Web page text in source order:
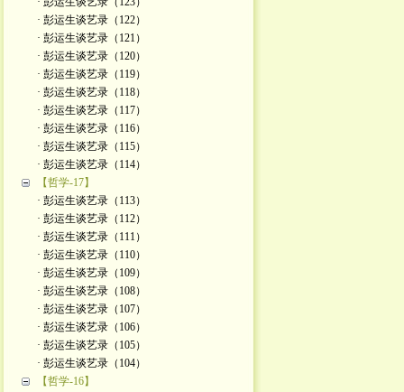
· 彭运生谈艺录（122）
· 彭运生谈艺录（121）
· 彭运生谈艺录（120）
· 彭运生谈艺录（119）
· 彭运生谈艺录（118）
· 彭运生谈艺录（117）
· 彭运生谈艺录（116）
· 彭运生谈艺录（115）
· 彭运生谈艺录（114）
【哲学-17】
· 彭运生谈艺录（113）
· 彭运生谈艺录（112）
· 彭运生谈艺录（111）
· 彭运生谈艺录（110）
· 彭运生谈艺录（109）
· 彭运生谈艺录（108）
· 彭运生谈艺录（107）
· 彭运生谈艺录（106）
· 彭运生谈艺录（105）
· 彭运生谈艺录（104）
【哲学-16】